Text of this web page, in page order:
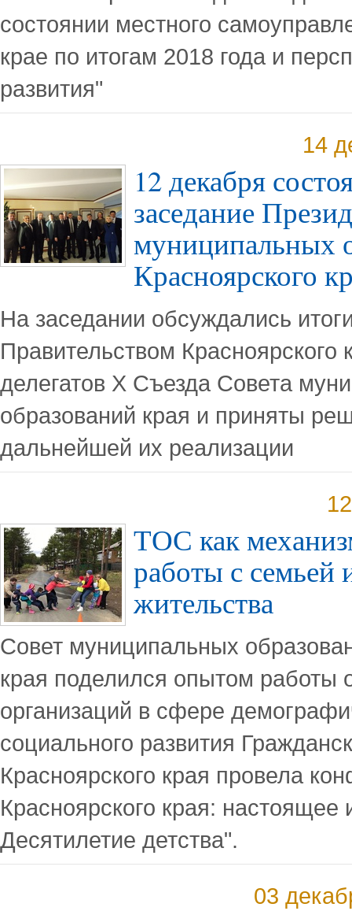
состоянии местного
крае по итогам 2018 года и
развития"
14
12 декабря
заседание
муниципальных
Красноярского
На заседании обсуждались
Правительством Красноярского
делегатов Х Съезда Совета
образований края и приняты
дальнейшей их реализации
ТОС как
работы с семьей
жительства
Совет муниципальных
края поделился опытом работы
организаций в сфере
социального развития
Красноярского края провела
Красноярского края: настоящее
Десятилетие детства".
03